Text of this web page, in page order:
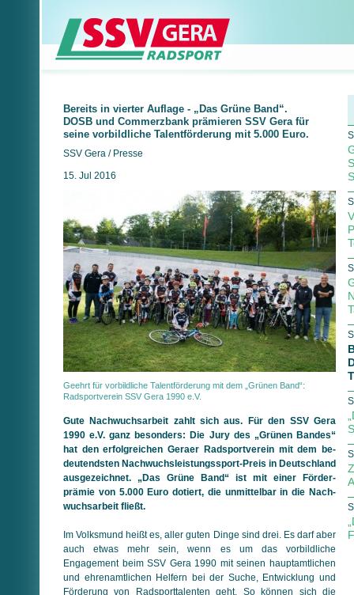
Bereits in vierter Auflage - „Das Grüne Band“.
DOSB und Commerzbank prämieren SSV Gera für
seine vorbildliche Talentförderung mit 5.000 Euro.
SSV Gera / Presse
15. Jul 2016
Geehrt für vorbildliche Talentförderung mit dem „Grünen Band“:
Radsportverein SSV Gera 1990 e.V.
Gute Nachwuchsarbeit zahlt sich aus. Für den SSV Gera
1990 e.V. ganz besonders: Die Jury des „Grünen Bandes“
hat den erfolgreichen Geraer Radsportverein mit dem be­
deu­tend­sten Nachwuchsleistungssport-Preis in Deutsch­land
ausgezeichnet. „Das Grüne Band“ ist mit einer Förder­
prämie von 5.000 Euro dotiert, die unmittelbar in die Nach­
wuchs­arbeit fließt.
Im Volksmund heißt es, aller guten Dinge sind drei. Es darf aber
auch etwas mehr sein, wenn es um das vorbildliche
Engagement beim SSV Gera 1990 mit seinen hauptamtlichen
und ehrenamtlichen Helfern bei der Suche, Entwicklung und
Förderung von Radsporttalenten geht. So können sich die